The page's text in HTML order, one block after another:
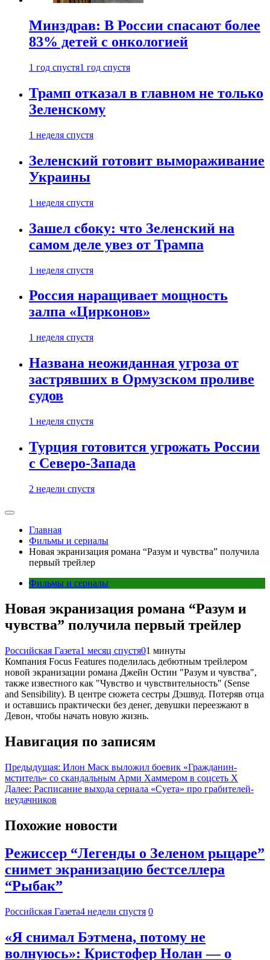
Минздрав: В России спасают более
83% детей с онкологией
1 год спустя1 год спустя
Трамп отказал в главном не только
Зеленскому
1 неделя спустя
Зеленский готовит вымораживание
Украины
1 неделя спустя
Зашел сбоку: что Зеленский на
самом деле увез от Трампа
1 неделя спустя
Россия наращивает мощность
залпа «Цирконов»
1 неделя спустя
Названа неожиданная угроза от
застрявших в Ормузском проливе
судов
1 неделя спустя
Турция готовится угрожать России
с Северо-Запада
2 недели спустя
Главная
Фильмы и сериалы
Новая экранизация романа “Разум и чувства” получила
первый трейлер
Фильмы и сериалы
Новая экранизация романа “Разум и
чувства” получила первый трейлер
Российская Газета1 месяц спустя01 минуты
Компания Focus Features поделилась дебютным трейлером
новой экранизации романа Джейн Остин "Разум и чувства",
также известного как "Чувство и чувствительность" (Sense
and Sensibility). В центре сюжета сестры Дэшвуд. Потеряв отца
и оставшись практически без денег, девушки переезжают в
Девон, чтобы начать новую жизнь.
Навигация по записям
Предыдущая: Илон Маск выложил боевик «Гражданин-
мститель» со скандальным Арми Хаммером в соцсеть X
Далее: Расписание выхода сериала «Суета» про грабителей-
неудачников
Похожие новости
Режиссер “Легенды о Зеленом рыцаре”
снимет экранизацию бестселлера
“Рыбак”
Российская Газета4 недели спустя 0
«Я снимал Бэтмена, потому не
волнуюсь»: Кристофер Нолан — о